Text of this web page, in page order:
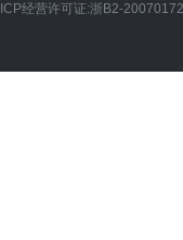
ICP经营许可证:浙B2-